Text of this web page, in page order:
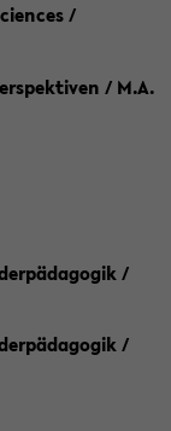
/
/ M.A.
/
/